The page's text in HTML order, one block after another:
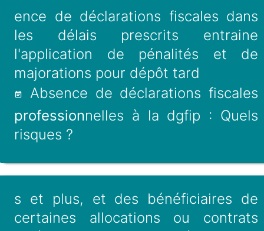
ence de déclarations fiscales dans
les délais prescrits entraine
l'application de pénalités et de
majorations pour dépôt tard
Absence de déclarations fiscales
professionnelles à la dgfip : Quels
risques ?
s et plus, et des bénéficiaires de
certaines allocations ou contrats